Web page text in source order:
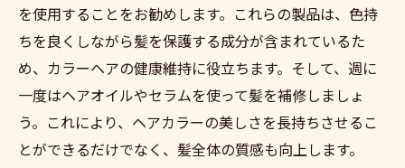
を使用することをお勧めします。これらの製品は、色持
ちを良くしながら髪を保護する成分が含まれているた
め、カラーヘアの健康維持に役立ちます。そして、週に
一度はヘアオイルやセラムを使って髪を補修しましょ
う。これにより、ヘアカラーの美しさを長持ちさせるこ
とができるだけでなく、髪全体の質感も向上します。